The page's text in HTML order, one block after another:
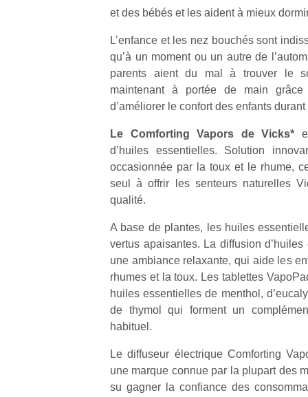
et des bébés et les aident à mieux
L’enfance et les nez bouchés sont
qu’à un moment ou un autre de
parents aient du mal à trouver le
maintenant à portée de main
d’améliorer le confort des enfants
Le Comforting Vapors de Vicks*
d’huiles essentielles. Solution
occasionnée par la toux et le rhume,
seul à offrir les senteurs naturelles
qualité.
A base de plantes, les huiles
vertus apaisantes. La diffusion
une ambiance relaxante, qui aide les
rhumes et la toux. Les tablettes
huiles essentielles de menthol,
de thymol qui forment un
habituel.
Le diffuseur électrique Comforting
une marque connue par la plupart des
su gagner la confiance des